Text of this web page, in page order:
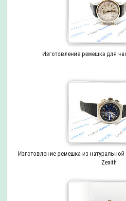
Изготовление ремешка для
Изготовление ремешка из
Zenith